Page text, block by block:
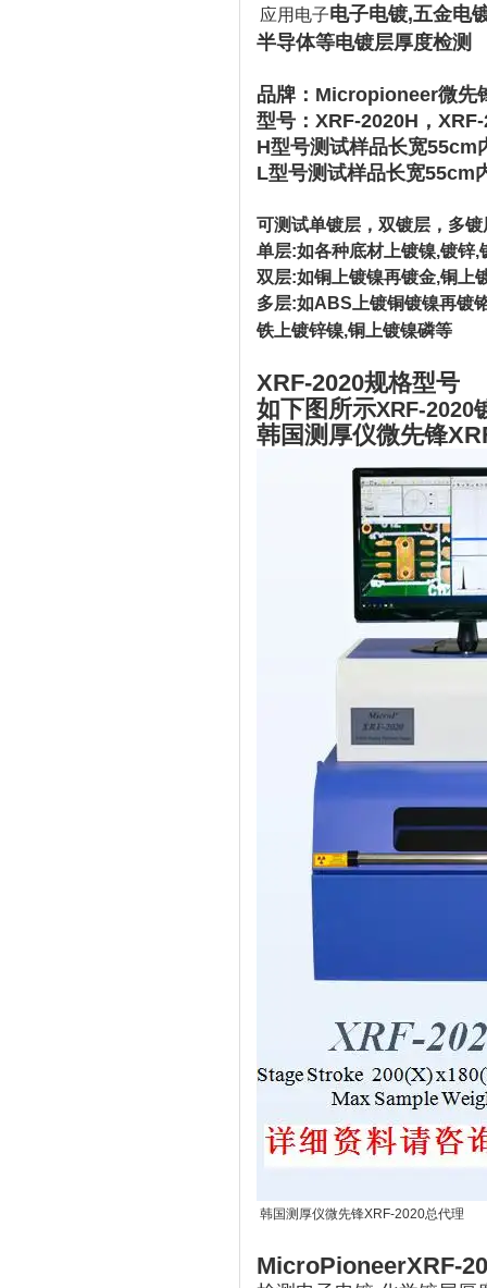
应用电子电子电镀,五金电
半导体等电镀层厚度检测
品牌：Micropioneer微先
型号：XRF-2020H，
H型号测试样品长宽55cm
L型号测试样品长宽55cm
可测试单镀层，双镀层，多
单层:如各种底材上镀镍,镀锌,
双层:如铜上镀镍再镀金,铜上
多层:如ABS上镀铜镀镍再镀
铁上镀锌镍,铜上镀镍磷等
XRF-2020规格型号
如下图所示XRF-2020
韩国测厚仪微先锋
韩国测厚仪微先锋XRF-2020总代理
MicroPioneerXRF-